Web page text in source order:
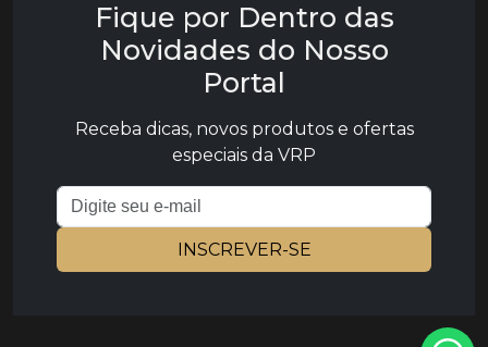
Fique por Dentro das
Novidades do Nosso
Portal
Receba dicas, novos produtos e ofertas
especiais da VRP
Endereço de e-mail
INSCREVER-SE